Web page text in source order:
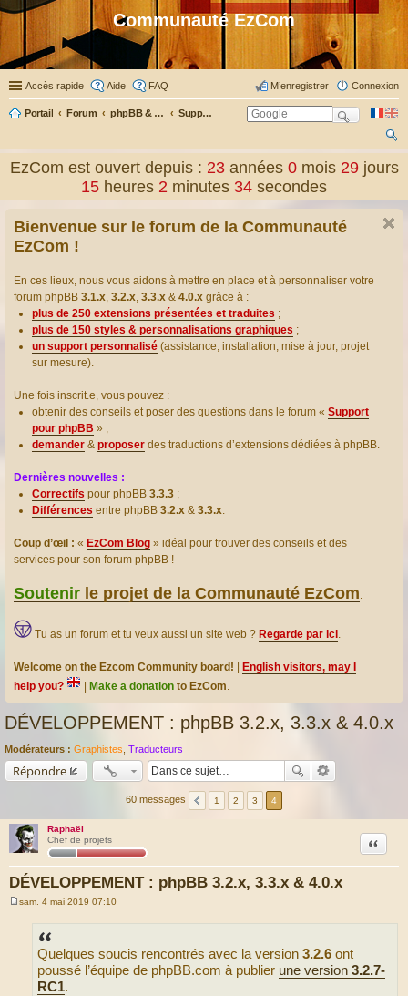
Communauté EzCom
Accès rapide Aide FAQ Connexion
M’enregistrer
Portail Forum phpBB & Co Support pour phpBB
ch
er
EzCom est ouvert depuis : 23 années0 mois29 jours
15 heures 2 minutes 35 secondes
Bienvenue sur le forum de la Communauté
EzCom !
En ces lieux, nous vous aidons à mettre en place et à personnaliser votre
forum phpBB 3.1.x, 3.2.x, 3.3.x & 4.0.x grâce à :
plus de 250 extensions présentées et traduites ;
plus de 150 styles & personnalisations graphiques ;
un support personnalisé (assistance, installation, mise à jour, projet
sur mesure).
Une fois inscrit.e, vous pouvez :
obtenir des conseils et poser des questions dans le forum « Support
pour phpBB » ;
demander & proposer des traductions d’extensions dédiées à phpBB.
Dernières nouvelles :
Correctifs pour phpBB 3.3.3 ;
Différences entre phpBB 3.2.x & 3.3.x.
Coup d’œil : « EzCom Blog » idéal pour trouver des conseils et des
services pour son forum phpBB !
Soutenir le projet de la Communauté EzCom.
Tu as un forum et tu veux aussi un site web ? Regarde par ici.
Welcome on the Ezcom Community board!
English visitors, may I
help you?
Make a donation to EzCom.
DÉVELOPPEMENT : phpBB 3.2.x, 3.3.x & 4.0.x
Modérateurs : Graphistes Traducteurs
Répondre
60 messages 1 2 3 4
Raphaël
Chef de projets
DÉVELOPPEMENT : phpBB 3.2.x, 3.3.x & 4.0.x
Citation
sam. 4 mai 2019 07:10
Quelques soucis rencontrés avec la version 3.2.6 ont
poussé l’équipe de phpBB.com à publier une version 3.2.7-
RC1.